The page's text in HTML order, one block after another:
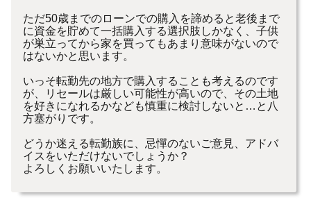
ただ50歳までのローンでの購入を諦めると老後まで
に資金を貯めて一括購入する選択肢しかなく、子供
が巣立ってから家を買ってもあまり意味がないので
はないかと思います。
いっそ転勤先の地方で購入することも考えるのです
が、リセールは厳しい可能性が高いので、その土地
を好きになれるかなども慎重に検討しないと…と八
方塞がりです。
どうか迷える転勤族に、忌憚のないご意見、アドバ
イスをいただけないでしょうか？
よろしくお願いいたします。